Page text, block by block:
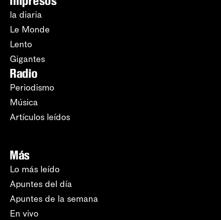
la diaria
Le Monde
Lento
Gigantes
Radio
Periodismo
Música
Artículos leídos
Más
Lo más leído
Apuntes del día
Apuntes de la semana
En vivo